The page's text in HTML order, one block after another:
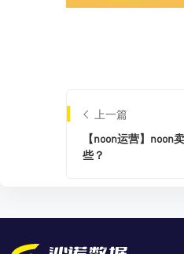
上一篇
【noon运营】noon
些？